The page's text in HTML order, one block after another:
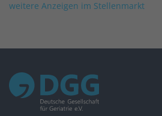
weitere Anzeigen im Stellenmarkt